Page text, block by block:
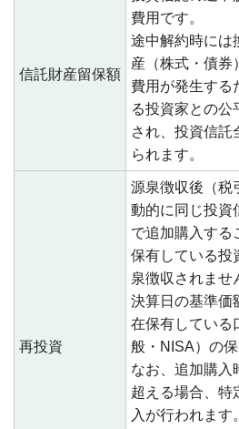
信託財産留保額
費用です。
途中解約時には
産（株式・債券
費用が発生する
る投資家との公
され、投資信託
られます。
再投資
源泉徴収後（税
動的に同じ投資
で追加購入する
保有している投
泉徴収されませ
決算日の基準価
在保有している
般・NISA）の
なお、追加購入
超える場合、特
入が行われます。